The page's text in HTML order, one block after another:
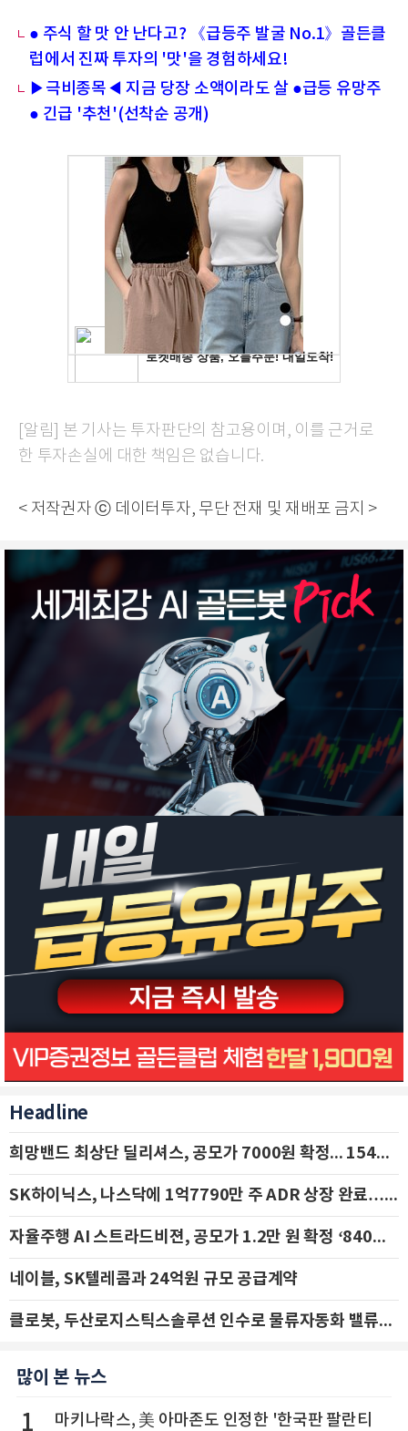
● 주식 할 맛 안 난다고? 《급등주 발굴 No.1》골든클
럽에서 진짜 투자의 '맛'을 경험하세요!
▶극비종목◀ 지금 당장 소액이라도 살 ●급등 유망주
● 긴급 '추천'(선착순 공개)
[알림] 본 기사는 투자판단의 참고용이며, 이를 근거로
한 투자손실에 대한 책임은 없습니다.
< 저작권자 ⓒ 데이터투자, 무단 전재 및 재배포 금지 >
Headline
희망밴드 최상단 딜리셔스, 공모가 7000원 확정... 154억 규모 IPO 돌입
SK하이닉스, 나스닥에 1억7790만 주 ADR 상장 완료…29일 국내 추가 상장
자율주행 AI 스트라드비젼, 공모가 1.2만 원 확정 ‘840억 수혈’
네이블, SK텔레콤과 24억원 규모 공급계약
클로봇, 두산로지스틱스솔루션 인수로 물류자동화 밸류체인 확장 추진 - IBK투자증권
많이 본 뉴스
1 마키나락스, 美 아마존도 인정한 '한국판 팔란티